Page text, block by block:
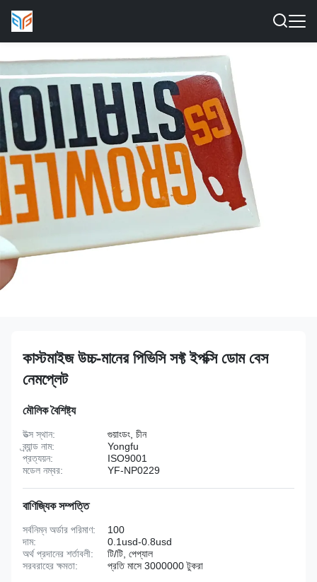
কাস্টমাইজ উচ্চ-মানের পিভিসি সফ্ট ইপক্সি ডোম বেস
নেমপ্লেট
মৌলিক বৈশিষ্ট্য
উত্স স্থান:
গুয়াংডং, চীন
ব্র্যান্ড নাম:
Yongfu
প্রত্যয়ন:
ISO9001
মডেল নম্বর:
YF-NP0229
বাণিজ্যিক সম্পত্তি
সর্বনিম্ন অর্ডার পরিমাণ:
100
দাম:
0.1usd-0.8usd
অর্থ প্রদানের শর্তাবলী:
টি/টি, পেপ্যাল
সরবরাহের ক্ষমতা:
প্রতি মাসে 3000000 টুকরা